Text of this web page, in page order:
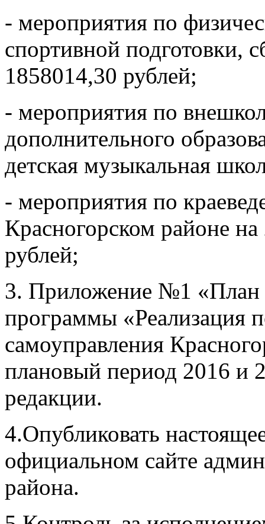
- мероприятия по
спортивной подготовки,
1858014,30 рублей;
- мероприятия по
дополнительного
детская музыкальная
- мероприятия по
Красногорском районе
рублей;
3. Приложение №1 «План
программы «Реализация
самоуправления
плановый период 2016 и
редакции.
4.Опубликовать
официальном сайте
района.